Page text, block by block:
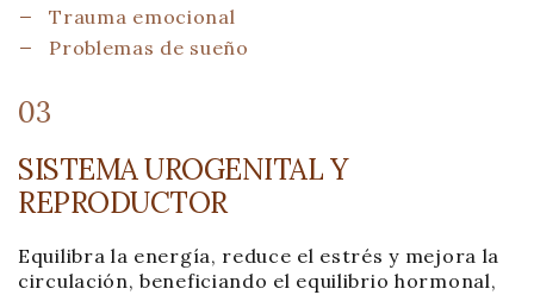
Trauma emocional
Problemas de sueño
03
SISTEMA UROGENITAL Y
REPRODUCTOR
Equilibra la energía, reduce el estrés y mejora la
circulación, beneficiando el equilibrio hormonal,